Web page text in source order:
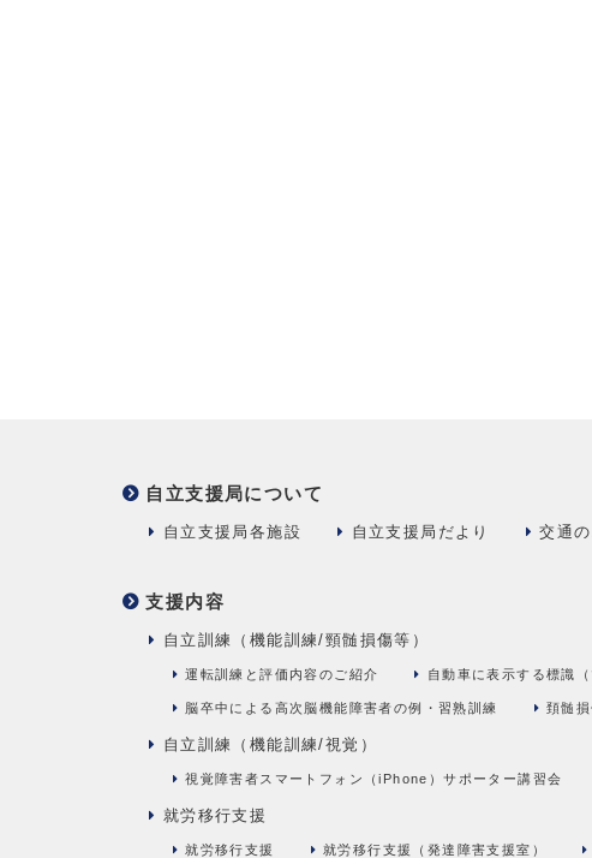
自立支援局について
自立支援局各施設 自立支援局だより 交通
支援内容
自立訓練（機能訓練/頸髄損傷等）
運転訓練と評価内容のご紹介 自動車に表示する標識（
脳卒中による高次脳機能障害者の例・習熟訓練 頚髄
自立訓練（機能訓練/視覚）
視覚障害者スマートフォン（iPhone）サポーター講習会
就労移行支援
就労移行支援 就労移行支援（発達障害支援室）